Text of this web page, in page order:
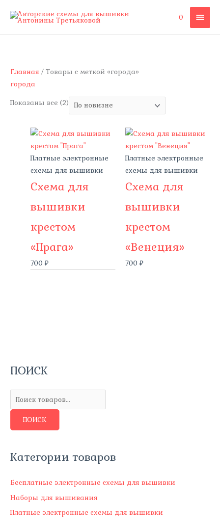
0
Главная / Товары с меткой «города»
города
Показаны все (2)
Платные электронные
схемы для вышивки
Схема для
вышивки
крестом
«Прага»
700₽
Платные электронные
схемы для вышивки
Схема для
вышивки
крестом
«Венеция»
700 ₽
ПОИСК
П
с
в
о
в
ПОИСК
Категории товаров
Бесплатные электронные схемы для вышивки
Наборы для вышивания
Платные электронные схемы для вышивки